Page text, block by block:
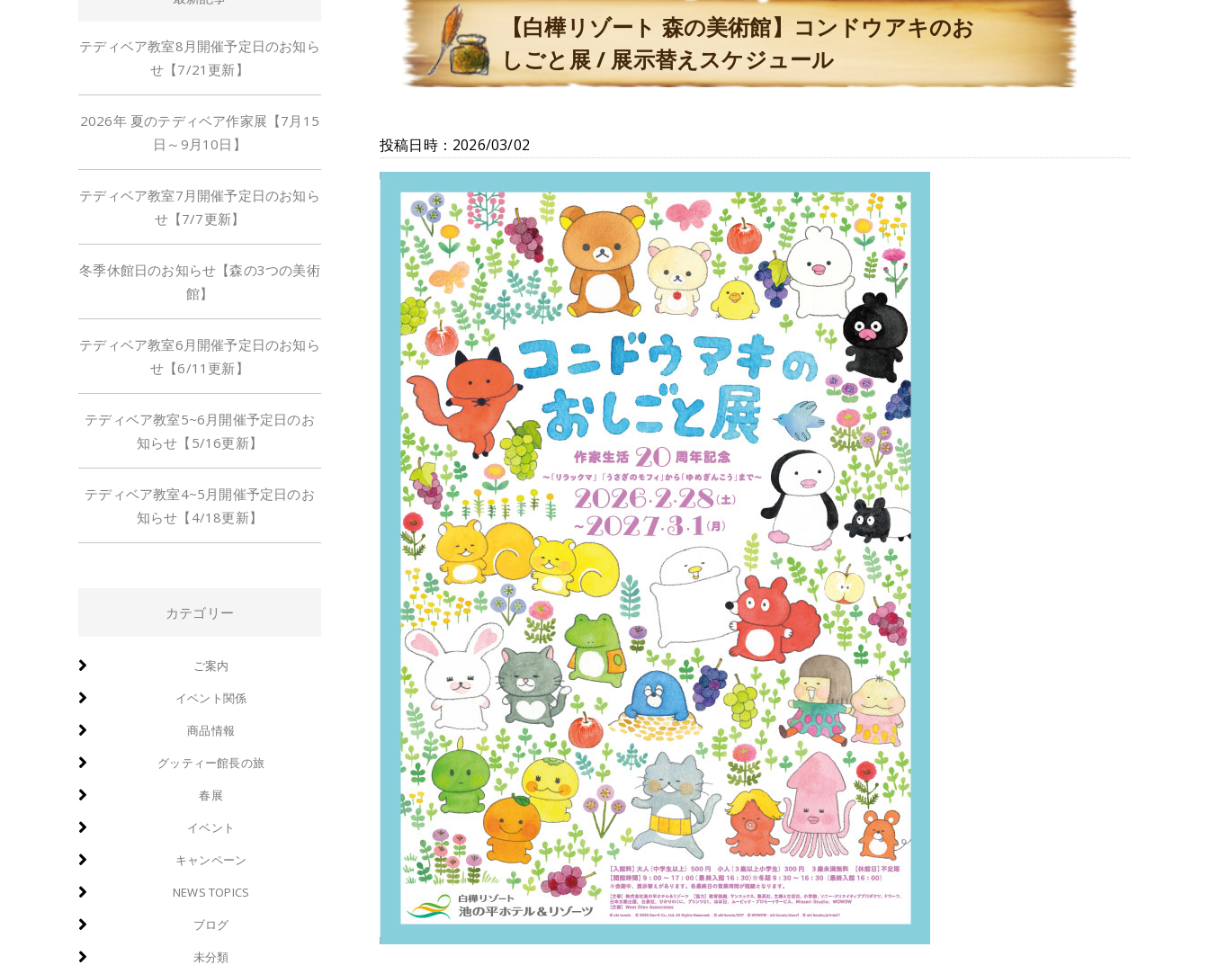
テディベア教室8月開催予定日のお知ら
せ【7/21更新】
2026年 夏のテディベア作家展【7月15
日～9月10日】
テディベア教室7月開催予定日のお知ら
せ【7/7更新】
冬季休館日のお知らせ【森の3つの美術
館】
テディベア教室6月開催予定日のお知ら
せ【6/11更新】
テディベア教室5~6月開催予定日のお
知らせ【5/16更新】
テディベア教室4~5月開催予定日のお
知らせ【4/18更新】
カテゴリー
ご案内
イベント関係
商品情報
グッティー館長の旅
春展
イベント
キャンペーン
NEWS TOPICS
ブログ
未分類
【白樺リゾート 森の美術館】コンドウアキのお
しごと展 / 展示替えスケジュール
投稿日時：2026/03/02